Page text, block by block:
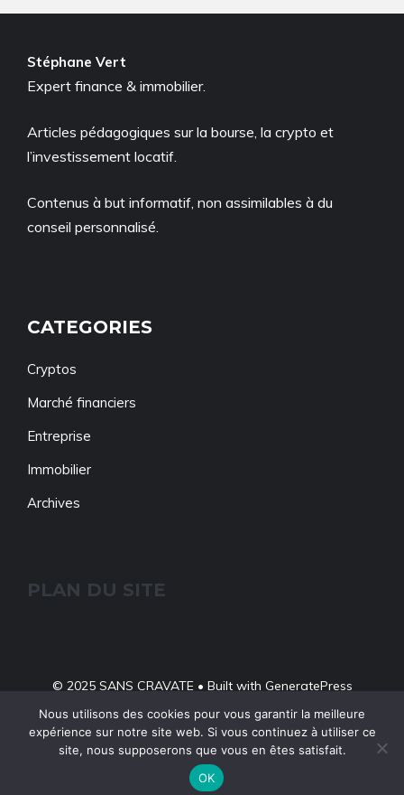
Stéphane Vert
Expert finance & immobilier.
Articles pédagogiques sur la bourse, la crypto et
l’investissement locatif.
Contenus à but informatif, non assimilables à du
conseil personnalisé.
CATEGORIES
Cryptos
Marché financiers
Entreprise
Immobilier
Archives
PLAN DU SITE
© 2025 SANS CRAVATE • Built with GeneratePress
A ProposContactPolitique De Confidentialité
Mentions Légales
Nous utilisons des cookies pour vous garantir la meilleure
expérience sur notre site web. Si vous continuez à utiliser ce
site, nous supposerons que vous en êtes satisfait.
OK